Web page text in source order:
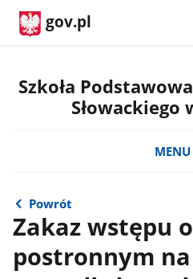
gov.pl
Szkoła
Słowackiego
MENU
Powrót
Zakaz wstępu
postronnym